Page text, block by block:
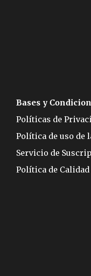
Bases y
Políticas de
Política de uso de
Servicio de
Política de Calidad